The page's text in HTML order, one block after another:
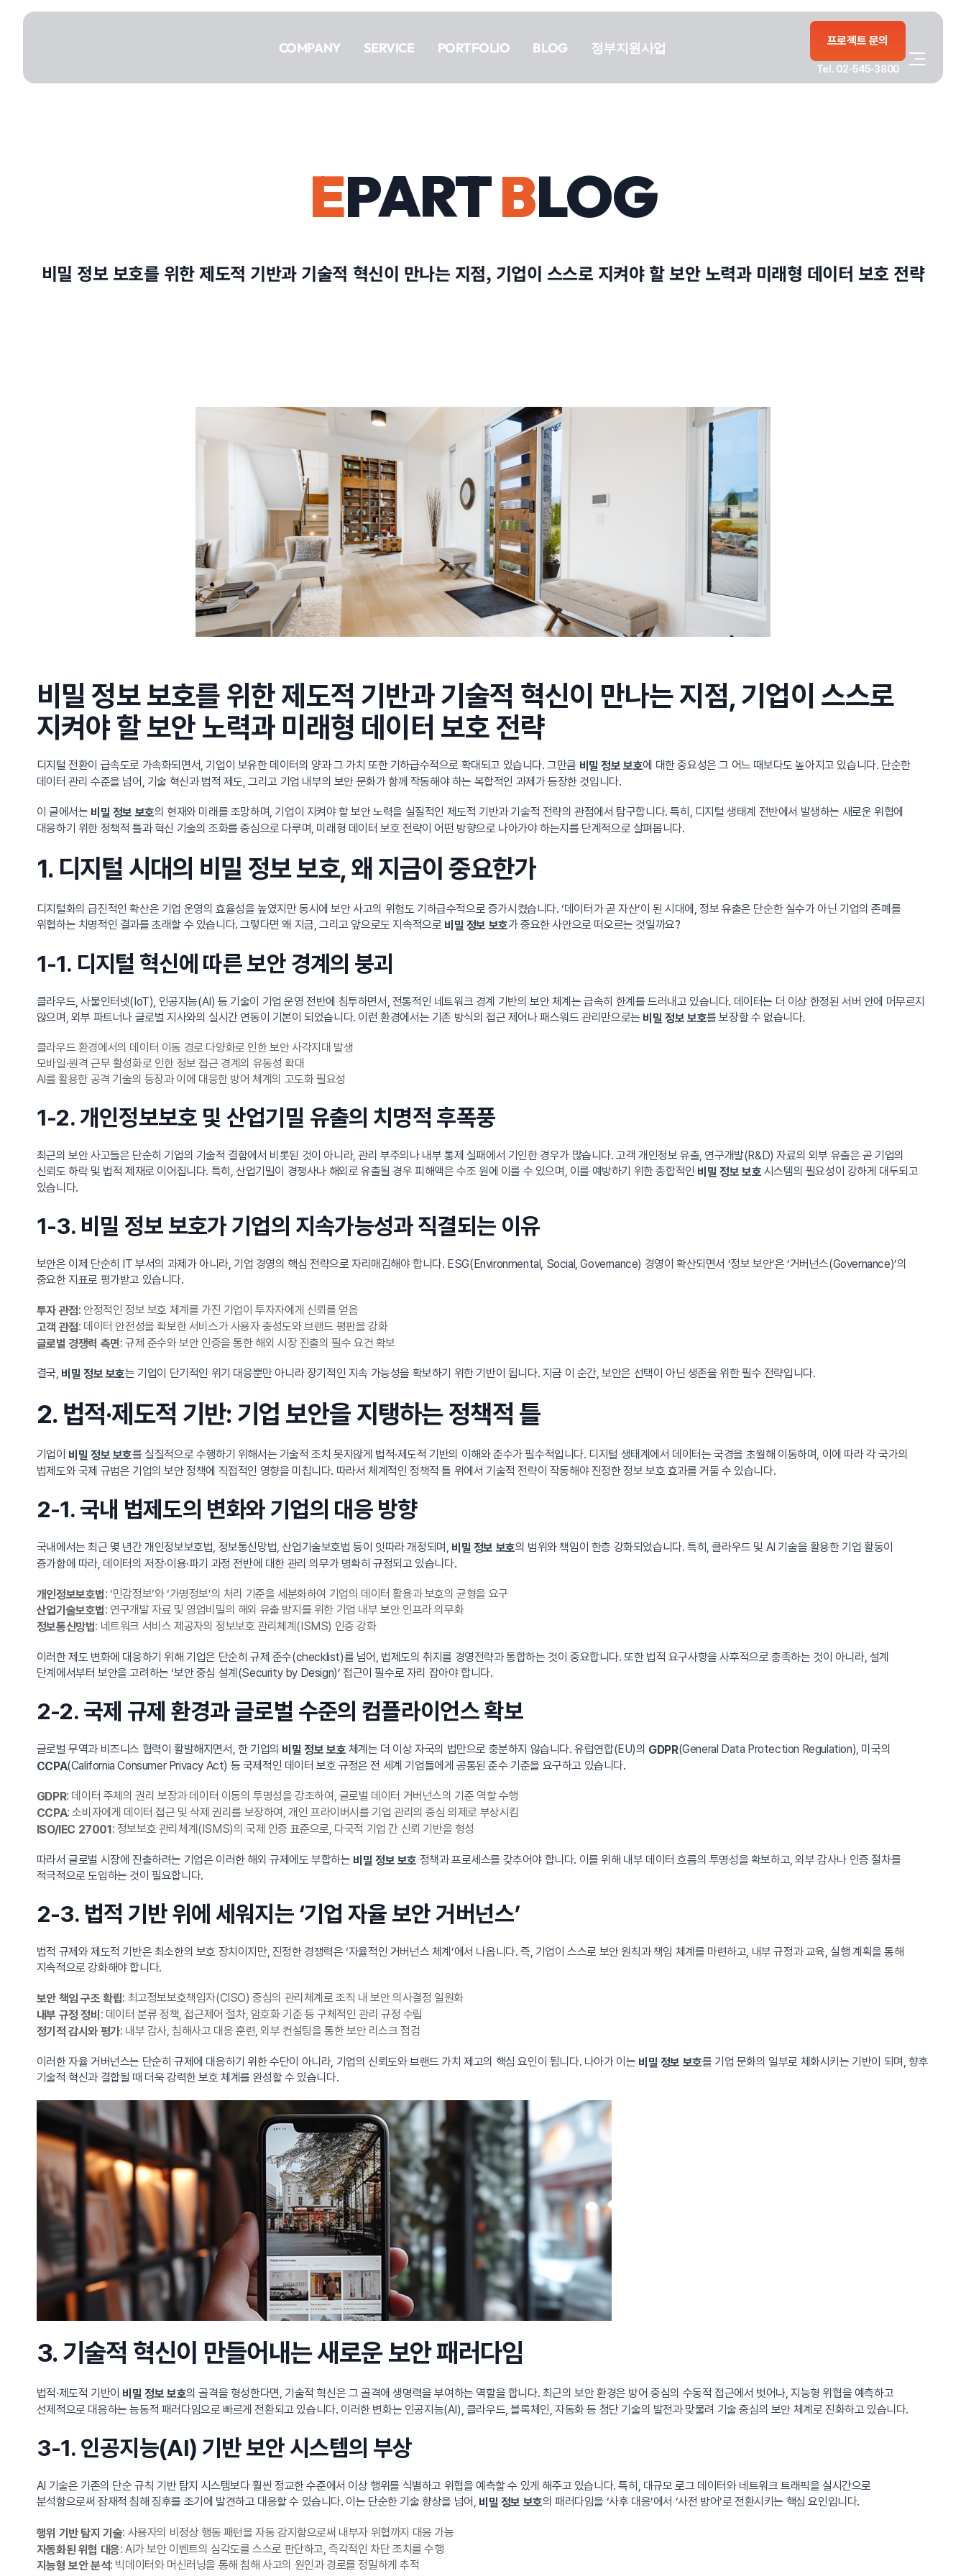
건너뛰기
COMPANY SERVICE PORTFOLIO BLOG 정부지원사업 프로젝트 문의
Tel. 02-545-3800
PORTFOLIO
EPARTBLOG
비밀 정보 보호를 위한 제도적 기반과 기술적 혁신이 만나는 지점, 기업이 스스로 지켜야 할 보안 노력과 미래형 데이터 보호 전략
비밀 정보 보호를 위한 제도적 기반과 기술적 혁신이 만나는 지점, 기업이 스스로
지켜야 할 보안 노력과 미래형 데이터 보호 전략
디지털 전환이 급속도로 가속화되면서, 기업이 보유한 데이터의 양과 그 가치 또한 기하급수적으로 확대되고 있습니다. 그만큼 비밀 정보 보호에 대한 중요성은 그 어느 때보다도 높아지고 있습니다. 단순한
데이터 관리 수준을 넘어, 기술 혁신과 법적 제도, 그리고 기업 내부의 보안 문화가 함께 작동해야 하는 복합적인 과제가 등장한 것입니다.
이 글에서는 비밀 정보 보호의 현재와 미래를 조망하며, 기업이 지켜야 할 보안 노력을 실질적인 제도적 기반과 기술적 전략의 관점에서 탐구합니다. 특히, 디지털 생태계 전반에서 발생하는 새로운 위협에
대응하기 위한 정책적 틀과 혁신 기술의 조화를 중심으로 다루며, 미래형 데이터 보호 전략이 어떤 방향으로 나아가야 하는지를 단계적으로 살펴봅니다.
1. 디지털 시대의 비밀 정보 보호, 왜 지금이 중요한가
디지털화의 급진적인 확산은 기업 운영의 효율성을 높였지만 동시에 보안 사고의 위험도 기하급수적으로 증가시켰습니다. ‘데이터가 곧 자산’이 된 시대에, 정보 유출은 단순한 실수가 아닌 기업의 존폐를
위협하는 치명적인 결과를 초래할 수 있습니다. 그렇다면 왜 지금, 그리고 앞으로도 지속적으로 비밀 정보 보호가 중요한 사안으로 떠오르는 것일까요?
1-1. 디지털 혁신에 따른 보안 경계의 붕괴
클라우드, 사물인터넷(IoT), 인공지능(AI) 등 기술이 기업 운영 전반에 침투하면서, 전통적인 네트워크 경계 기반의 보안 체계는 급속히 한계를 드러내고 있습니다. 데이터는 더 이상 한정된 서버 안에 머무르지
않으며, 외부 파트너나 글로벌 지사와의 실시간 연동이 기본이 되었습니다. 이런 환경에서는 기존 방식의 접근 제어나 패스워드 관리만으로는 비밀 정보 보호를 보장할 수 없습니다.
클라우드 환경에서의 데이터 이동 경로 다양화로 인한 보안 사각지대 발생
모바일·원격 근무 활성화로 인한 정보 접근 경계의 유동성 확대
AI를 활용한 공격 기술의 등장과 이에 대응한 방어 체계의 고도화 필요성
1-2. 개인정보보호 및 산업기밀 유출의 치명적 후폭풍
최근의 보안 사고들은 단순히 기업의 기술적 결함에서 비롯된 것이 아니라, 관리 부주의나 내부 통제 실패에서 기인한 경우가 많습니다. 고객 개인정보 유출, 연구개발(R&D) 자료의 외부 유출은 곧 기업의
신뢰도 하락 및 법적 제재로 이어집니다. 특히, 산업기밀이 경쟁사나 해외로 유출될 경우 피해액은 수조 원에 이를 수 있으며, 이를 예방하기 위한 종합적인 비밀 정보 보호 시스템의 필요성이 강하게 대두되고
있습니다.
1-3. 비밀 정보 보호가 기업의 지속가능성과 직결되는 이유
보안은 이제 단순히 IT 부서의 과제가 아니라, 기업 경영의 핵심 전략으로 자리매김해야 합니다. ESG(Environmental, Social, Governance) 경영이 확산되면서 ‘정보 보안’은 ‘거버넌스(Governance)’의
중요한 지표로 평가받고 있습니다.
투자 관점: 안정적인 정보 보호 체계를 가진 기업이 투자자에게 신뢰를 얻음
고객 관점: 데이터 안전성을 확보한 서비스가 사용자 충성도와 브랜드 평판을 강화
글로벌 경쟁력 측면: 규제 준수와 보안 인증을 통한 해외 시장 진출의 필수 요건 확보
결국, 비밀 정보 보호는 기업이 단기적인 위기 대응뿐만 아니라 장기적인 지속 가능성을 확보하기 위한 기반이 됩니다. 지금 이 순간, 보안은 선택이 아닌 생존을 위한 필수 전략입니다.
2. 법적·제도적 기반: 기업 보안을 지탱하는 정책적 틀
기업이 비밀 정보 보호를 실질적으로 수행하기 위해서는 기술적 조치 못지않게 법적·제도적 기반의 이해와 준수가 필수적입니다. 디지털 생태계에서 데이터는 국경을 초월해 이동하며, 이에 따라 각 국가의
법제도와 국제 규범은 기업의 보안 정책에 직접적인 영향을 미칩니다. 따라서 체계적인 정책적 틀 위에서 기술적 전략이 작동해야 진정한 정보 보호 효과를 거둘 수 있습니다.
2-1. 국내 법제도의 변화와 기업의 대응 방향
국내에서는 최근 몇 년간 개인정보보호법, 정보통신망법, 산업기술보호법 등이 잇따라 개정되며, 비밀 정보 보호의 범위와 책임이 한층 강화되었습니다. 특히, 클라우드 및 AI 기술을 활용한 기업 활동이
증가함에 따라, 데이터의 저장·이용·파기 과정 전반에 대한 관리 의무가 명확히 규정되고 있습니다.
개인정보보호법: ‘민감정보’와 ‘가명정보’의 처리 기준을 세분화하여 기업의 데이터 활용과 보호의 균형을 요구
산업기술보호법: 연구개발 자료 및 영업비밀의 해외 유출 방지를 위한 기업 내부 보안 인프라 의무화
정보통신망법: 네트워크 서비스 제공자의 정보보호 관리체계(ISMS) 인증 강화
이러한 제도 변화에 대응하기 위해 기업은 단순히 규제 준수(checklist)를 넘어, 법제도의 취지를 경영전략과 통합하는 것이 중요합니다. 또한 법적 요구사항을 사후적으로 충족하는 것이 아니라, 설계
단계에서부터 보안을 고려하는 ‘보안 중심 설계(Security by Design)’ 접근이 필수로 자리 잡아야 합니다.
2-2. 국제 규제 환경과 글로벌 수준의 컴플라이언스 확보
글로벌 무역과 비즈니스 협력이 활발해지면서, 한 기업의 비밀 정보 보호 체계는 더 이상 자국의 법만으로 충분하지 않습니다. 유럽연합(EU)의 GDPR(General Data Protection Regulation), 미국의
CCPA(California Consumer Privacy Act) 등 국제적인 데이터 보호 규정은 전 세계 기업들에게 공통된 준수 기준을 요구하고 있습니다.
GDPR: 데이터 주체의 권리 보장과 데이터 이동의 투명성을 강조하여, 글로벌 데이터 거버넌스의 기준 역할 수행
CCPA: 소비자에게 데이터 접근 및 삭제 권리를 보장하여, 개인 프라이버시를 기업 관리의 중심 의제로 부상시킴
ISO/IEC 27001: 정보보호 관리체계(ISMS)의 국제 인증 표준으로, 다국적 기업 간 신뢰 기반을 형성
따라서 글로벌 시장에 진출하려는 기업은 이러한 해외 규제에도 부합하는 비밀 정보 보호 정책과 프로세스를 갖추어야 합니다. 이를 위해 내부 데이터 흐름의 투명성을 확보하고, 외부 감사나 인증 절차를
적극적으로 도입하는 것이 필요합니다.
2-3. 법적 기반 위에 세워지는 ‘기업 자율 보안 거버넌스’
법적 규제와 제도적 기반은 최소한의 보호 장치이지만, 진정한 경쟁력은 ‘자율적인 거버넌스 체계’에서 나옵니다. 즉, 기업이 스스로 보안 원칙과 책임 체계를 마련하고, 내부 규정과 교육, 실행 계획을 통해
지속적으로 강화해야 합니다.
보안 책임 구조 확립: 최고정보보호책임자(CISO) 중심의 관리체계로 조직 내 보안 의사결정 일원화
내부 규정 정비 : 데이터 분류 정책, 접근제어 절차, 암호화 기준 등 구체적인 관리 규정 수립
정기적 감시와 평가: 내부 감사, 침해사고 대응 훈련, 외부 컨설팅을 통한 보안 리스크 점검
이러한 자율 거버넌스는 단순히 규제에 대응하기 위한 수단이 아니라, 기업의 신뢰도와 브랜드 가치 제고의 핵심 요인이 됩니다. 나아가 이는 비밀 정보 보호를 기업 문화의 일부로 체화시키는 기반이 되며, 향후
기술적 혁신과 결합될 때 더욱 강력한 보호 체계를 완성할 수 있습니다.
3. 기술적 혁신이 만들어내는 새로운 보안 패러다임
법적·제도적 기반이 비밀 정보 보호의 골격을 형성한다면, 기술적 혁신은 그 골격에 생명력을 부여하는 역할을 합니다. 최근의 보안 환경은 방어 중심의 수동적 접근에서 벗어나, 지능형 위협을 예측하고
선제적으로 대응하는 능동적 패러다임으로 빠르게 전환되고 있습니다. 이러한 변화는 인공지능(AI), 클라우드, 블록체인, 자동화 등 첨단 기술의 발전과 맞물려 기술 중심의 보안 체계로 진화하고 있습니다.
3-1. 인공지능(AI) 기반 보안 시스템의 부상
AI 기술은 기존의 단순 규칙 기반 탐지 시스템보다 훨씬 정교한 수준에서 이상 행위를 식별하고 위협을 예측할 수 있게 해주고 있습니다. 특히, 대규모 로그 데이터와 네트워크 트래픽을 실시간으로
분석함으로써 잠재적 침해 징후를 조기에 발견하고 대응할 수 있습니다. 이는 단순한 기술 향상을 넘어, 비밀 정보 보호의 패러다임을 ‘사후 대응’에서 ‘사전 방어’로 전환시키는 핵심 요인입니다.
행위 기반 탐지 기술: 사용자의 비정상 행동 패턴을 자동 감지함으로써 내부자 위협까지 대응 가능
자동화된 위협 대응: AI가 보안 이벤트의 심각도를 스스로 판단하고, 즉각적인 차단 조치를 수행
지능형 보안 분석: 빅데이터와 머신러닝을 통해 침해 사고의 원인과 경로를 정밀하게 추적